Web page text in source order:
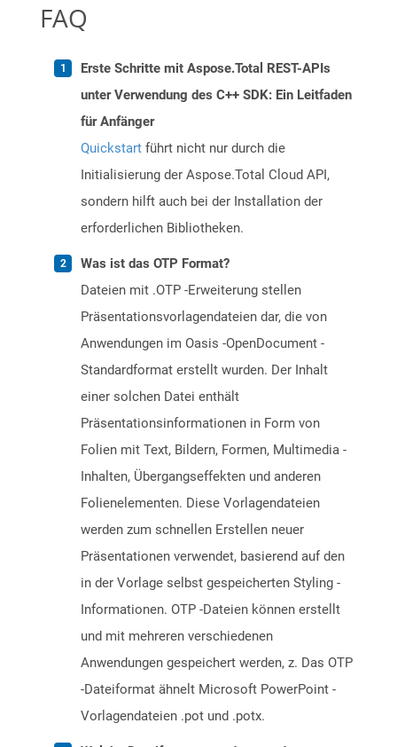
FAQ
Erste Schritte mit Aspose.Total REST-APIs
unter Verwendung des C++ SDK: Ein Leitfaden
für Anfänger
Quickstart führt nicht nur durch die
Initialisierung der Aspose.Total Cloud API,
sondern hilft auch bei der Installation der
erforderlichen Bibliotheken.
Was ist das OTP Format?
Dateien mit .OTP -Erweiterung stellen
Präsentationsvorlagendateien dar, die von
Anwendungen im Oasis -OpenDocument -
Standardformat erstellt wurden. Der Inhalt
einer solchen Datei enthält
Präsentationsinformationen in Form von
Folien mit Text, Bildern, Formen, Multimedia -
Inhalten, Übergangseffekten und anderen
Folienelementen. Diese Vorlagendateien
werden zum schnellen Erstellen neuer
Präsentationen verwendet, basierend auf den
in der Vorlage selbst gespeicherten Styling -
Informationen. OTP -Dateien können erstellt
und mit mehreren verschiedenen
Anwendungen gespeichert werden, z. Das OTP
-Dateiformat ähnelt Microsoft PowerPoint -
Vorlagendateien .pot und .potx.